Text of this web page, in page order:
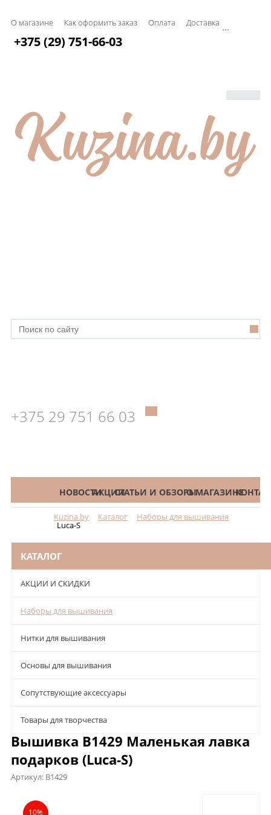
О магазине Как оформить заказ Оплата Доставка ...
+375 (29) 751-66-03
+375 29 751 66 03
КАТАЛОГНОВОСТИАКЦИИСТАТЬИ И ОБЗОРЫО МАГАЗИНЕ
Kuzina.by Каталог Наборы для вышивания
Luca-S
КАТАЛОГ
АКЦИИ И СКИДКИ
Наборы для вышивания
Нитки для вышивания
Основы для вышивания
Сопутствующие аксессуары
Товары для творчества
Вышивка B1429 Маленькая лавка
подарков (Luca-S)
Артикул: B1429
Описание
10%